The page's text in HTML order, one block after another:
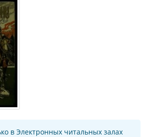
в Электронных читальных залах